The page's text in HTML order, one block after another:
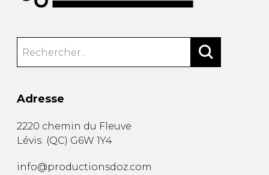
Adresse
2220 chemin du Fleuve
Lévis (QC) G6W 1Y4
info@productionsdoz.com